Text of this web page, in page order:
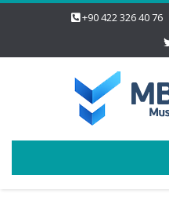
+90 422 326 40 76